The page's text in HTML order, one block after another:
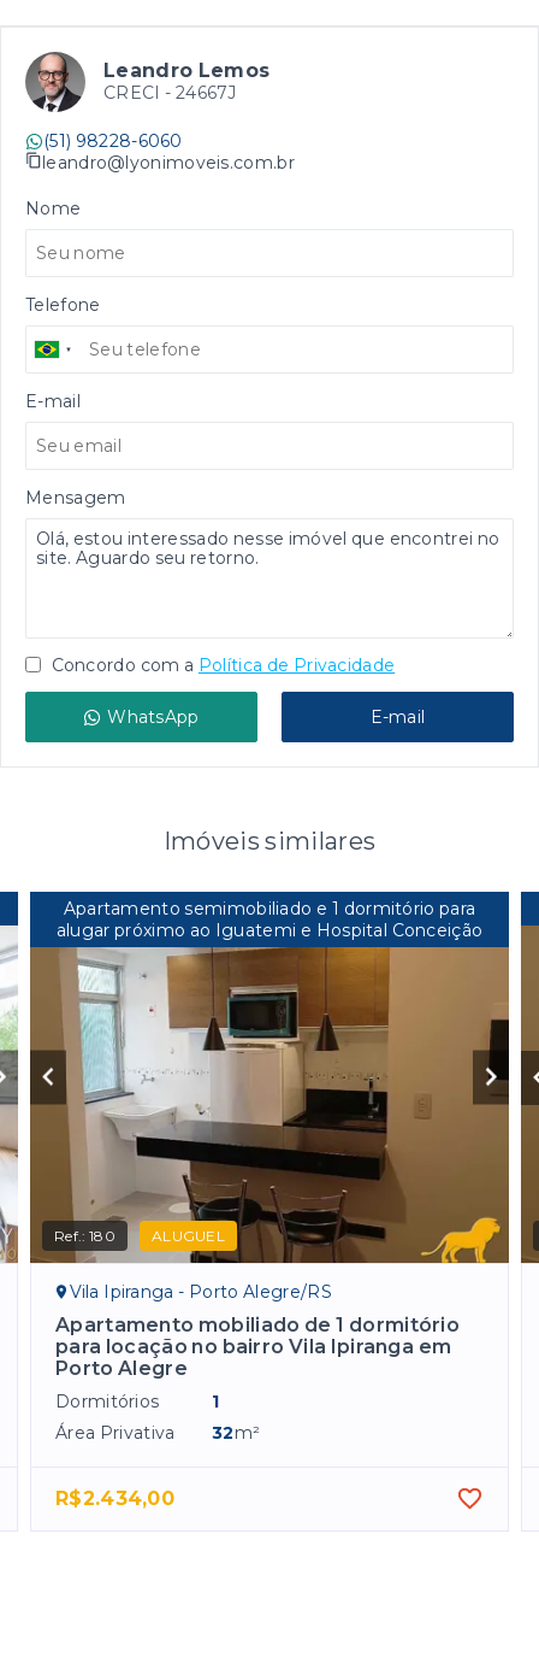
Leandro Lemos
CRECI - 24667J
(51) 98228-6060
leandro@lyonimoveis.com.br
Nome
Telefone
E-mail
Mensagem
Concordo com a Política de Privacidade
WhatsApp E-mail
Imóveis similares
Apartamento semimobiliado e 1 dormitório para
alugar próximo ao Iguatemi e Hospital Conceição
Ref.:180 ALUGUEL
Vila Ipiranga - Porto Alegre/RS
Apartamento mobiliado de 1 dormitório
para locação no bairro Vila Ipiranga em
Porto Alegre
Dormitórios
1
Área Privativa
32m²
R$2.434,00